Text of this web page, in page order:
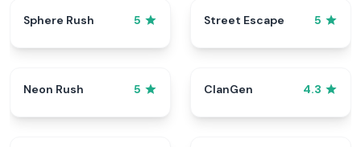
Sphere Rush 5 Street Escape 5
Neon Rush 5 ClanGen 4.3